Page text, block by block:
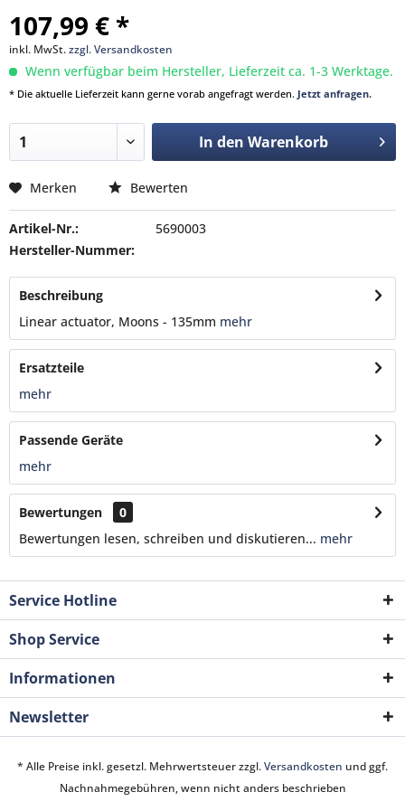
107,99 € *
inkl. MwSt.zzgl. Versandkosten
Wenn verfügbar beim Hersteller, Lieferzeit ca. 1-3 Werktage.
* Die aktuelle Lieferzeit kann gerne vorab angefragt werden. Jetzt anfragen.
In den Warenkorb
Merken Bewerten
Artikel-Nr.:
5690003
Hersteller-Nummer:
Beschreibung
Linear actuator, Moons - 135mm mehr
Ersatzteile
mehr
Passende Geräte
mehr
Bewertungen
0
Bewertungen lesen, schreiben und diskutieren... mehr
Service Hotline
Shop Service
Informationen
Newsletter
* Alle Preise inkl. gesetzl. Mehrwertsteuer zzgl.Versandkosten und ggf.
Nachnahmegebühren, wenn nicht anders beschrieben